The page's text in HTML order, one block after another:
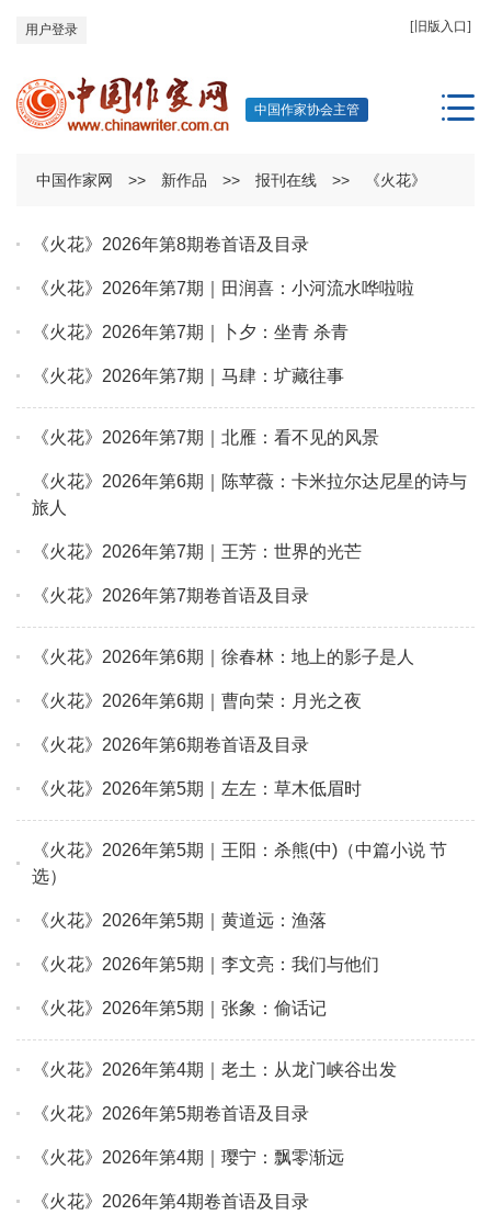
[旧版入口]
用户登录
中国作家协会主管
中国作家网 >> 新作品 >> 报刊在线 >> 《火花》
《火花》2026年第8期卷首语及目录
《火花》2026年第7期｜田润喜：小河流水哗啦啦
《火花》2026年第7期｜卜夕：坐青 杀青
《火花》2026年第7期｜马肆：圹藏往事
《火花》2026年第7期｜北雁：看不见的风景
《火花》2026年第6期｜陈苹薇：卡米拉尔达尼星的诗与
旅人
《火花》2026年第7期｜王芳：世界的光芒
《火花》2026年第7期卷首语及目录
《火花》2026年第6期｜徐春林：地上的影子是人
《火花》2026年第6期｜曹向荣：月光之夜
《火花》2026年第6期卷首语及目录
《火花》2026年第5期｜左左：草木低眉时
《火花》2026年第5期｜王阳：杀熊(中)（中篇小说 节
选）
《火花》2026年第5期｜黄道远：渔落
《火花》2026年第5期｜李文亮：我们与他们
《火花》2026年第5期｜张象：偷话记
《火花》2026年第4期｜老土：从龙门峡谷出发
《火花》2026年第5期卷首语及目录
《火花》2026年第4期｜璎宁：飘零渐远
《火花》2026年第4期卷首语及目录